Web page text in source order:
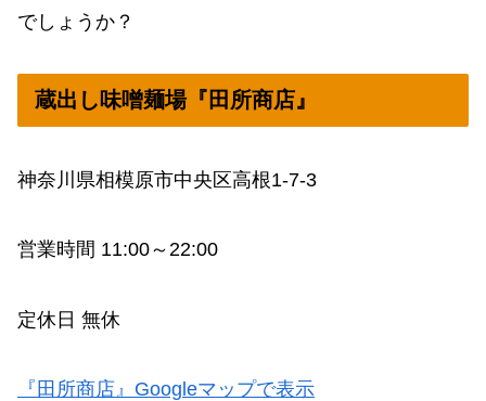
でしょうか？
蔵出し味噌麺場『田所商店』
神奈川県相模原市中央区高根1-7-3
営業時間 11:00～22:00
定休日 無休
『田所商店』Googleマップで表示